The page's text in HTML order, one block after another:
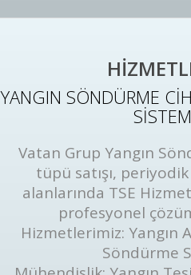
YANGIN SÖNDÜRME
Vatan Grup Yangın
tüpü satışı,
alanlarında TSE
profesyonel
Hizmetlerimiz: Yangın
Söndürme